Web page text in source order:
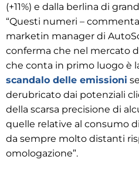
(+11%) e dalla berlina di
“Questi numeri – commenta
marketin manager di
conferma che nel mercato
che conta in primo luogo è
scandalo delle emissioni
derubricato dai potenziali
della scarsa precisione di
quelle relative al consumo
da sempre molto distanti
omologazione”.